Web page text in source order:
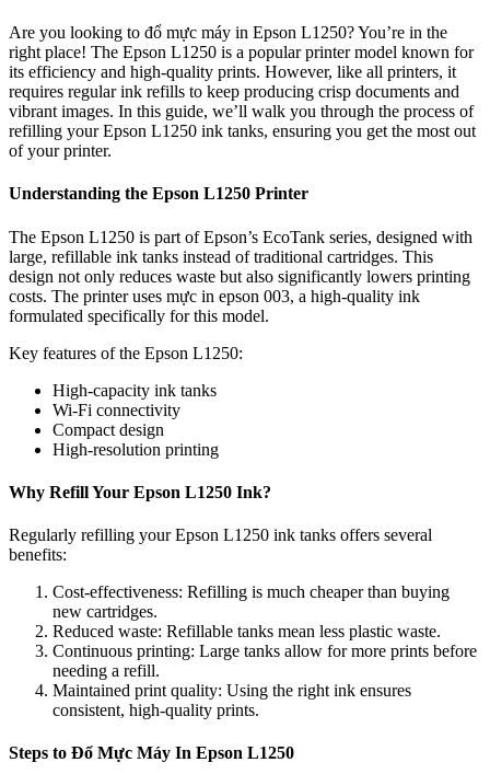
Are you looking to đổ mực máy in Epson L1250? You’re in the
right place! The Epson L1250 is a popular printer model known for
its efficiency and high-quality prints. However, like all printers, it
requires regular ink refills to keep producing crisp documents and
vibrant images. In this guide, we’ll walk you through the process of
refilling your Epson L1250 ink tanks, ensuring you get the most out
of your printer.
Understanding the Epson L1250 Printer
The Epson L1250 is part of Epson’s EcoTank series, designed with
large, refillable ink tanks instead of traditional cartridges. This
design not only reduces waste but also significantly lowers printing
costs. The printer uses mực in epson 003, a high-quality ink
formulated specifically for this model.
Key features of the Epson L1250:
High-capacity ink tanks
Wi-Fi connectivity
Compact design
High-resolution printing
Why Refill Your Epson L1250 Ink?
Regularly refilling your Epson L1250 ink tanks offers several
benefits:
Cost-effectiveness: Refilling is much cheaper than buying
new cartridges.
Reduced waste: Refillable tanks mean less plastic waste.
Continuous printing: Large tanks allow for more prints before
needing a refill.
Maintained print quality: Using the right ink ensures
consistent, high-quality prints.
Steps to Đổ Mực Máy In Epson L1250